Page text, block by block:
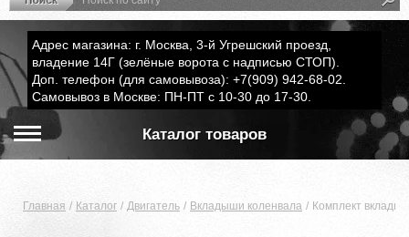
Адрес магазина: г. Москва, 3-й Угрешский проезд,
владение 14Г (зелёные ворота с надписью СТОП).
Доп. телефон (для самовывоза): +7(909) 942-68-02.
Самовывоз в Москве: ПН-ПТ с 10-30 до 17-30.
Каталог товаров
Главная Каталог Двигатель Вкладыши коленвала Комплект